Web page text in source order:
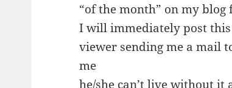
“of the month” on my blog
I will immediately post
viewer sending me a mail
me
he/she can’t live without it